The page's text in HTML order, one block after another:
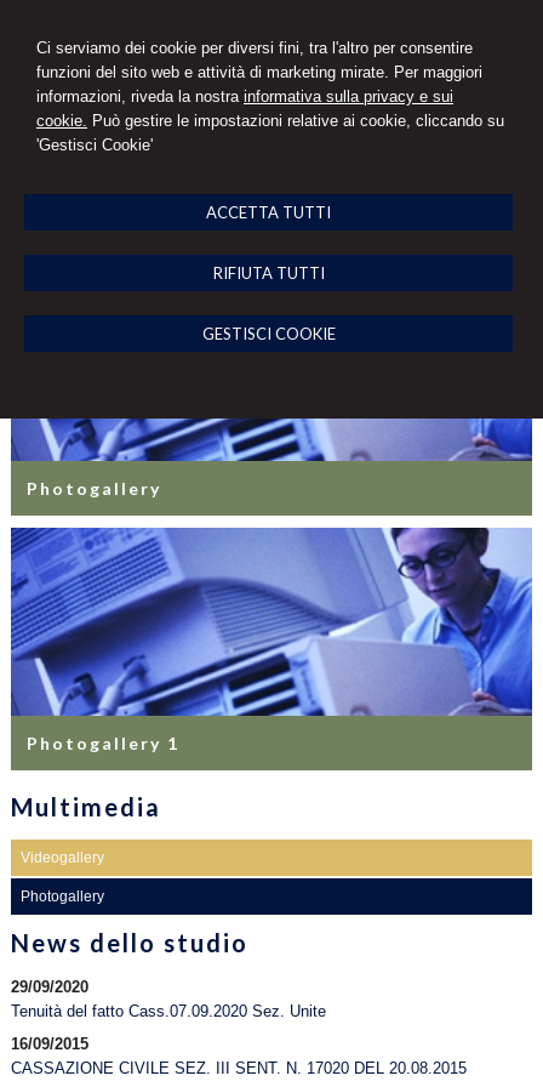
Ci serviamo dei cookie per diversi fini, tra l'altro per consentire
funzioni del sito web e attività di marketing mirate. Per maggiori
informazioni, riveda la nostra informativa sulla privacy e sui
cookie. Può gestire le impostazioni relative ai cookie, cliccando su
'Gestisci Cookie'
ACCETTA TUTTI
RIFIUTA TUTTI
GESTISCI COOKIE
Avv. Francesco Grilli
STUDIO LEGALE
Photogallery
Photogallery 1
Multimedia
Videogallery
Photogallery
News dello studio
29/09/2020
Tenuità del fatto Cass.07.09.2020 Sez. Unite
16/09/2015
CASSAZIONE CIVILE SEZ. III SENT. N. 17020 DEL 20.08.2015